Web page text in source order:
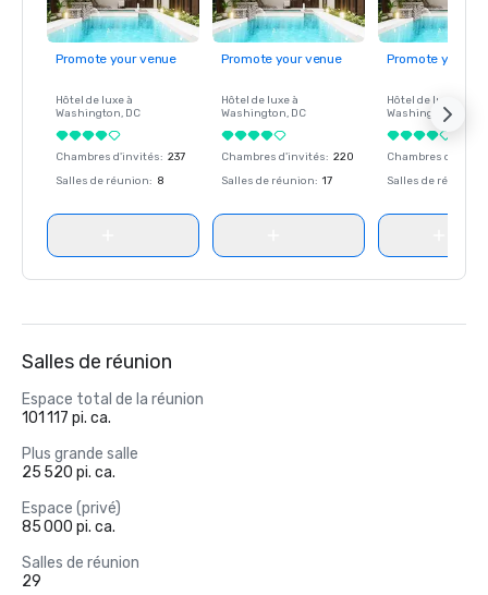
Promote your venue
Hôtel de luxe à
Washington, DC
Chambres d'invités: 237
Salles de réunion: 8
Promote your venue
Hôtel de luxe à
Washington, DC
Chambres d'invités: 220
Salles de réunion: 17
Promote your
Hôtel de luxe à
Washington
Chambres
Salles de réunion
Salles de réunion
Espace total de la réunion
101 117 pi. ca.
Plus grande salle
25 520 pi. ca.
Espace (privé)
85 000 pi. ca.
Salles de réunion
29